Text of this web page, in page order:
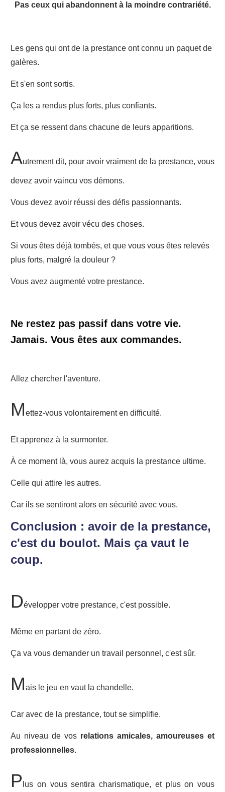
Pas ceux qui abandonnent à la moindre contrariété.
Les gens qui ont de la prestance ont connu un paquet de
galères.
Et s'en sont sortis.
Ça les a rendus plus forts, plus confiants.
Et ça se ressent dans chacune de leurs apparitions.
Autrement dit, pour avoir vraiment de la prestance, vous
devez avoir vaincu vos démons.
Vous devez avoir réussi des défis passionnants.
Et vous devez avoir vécu des choses.
Si vous êtes déjà tombés, et que vous vous êtes relevés
plus forts, malgré la douleur ?
Vous avez augmenté votre prestance.
Ne restez pas passif dans votre vie.
Jamais. Vous êtes aux commandes.
Allez chercher l'aventure.
Mettez-vous volontairement en difficulté.
Et apprenez à la surmonter.
À ce moment là, vous aurez acquis la prestance ultime.
Celle qui attire les autres.
Car ils se sentiront alors en sécurité avec vous.
Conclusion : avoir de la prestance,
c'est du boulot. Mais ça vaut le
coup.
Développer votre prestance, c'est possible.
Même en partant de zéro.
Ça va vous demander un travail personnel, c'est sûr.
Mais le jeu en vaut la chandelle.
Car avec de la prestance, tout se simplifie.
Au niveau de vos relations amicales, amoureuses et
professionnelles.
P lus on vous sentira charismatique, et plus on vous